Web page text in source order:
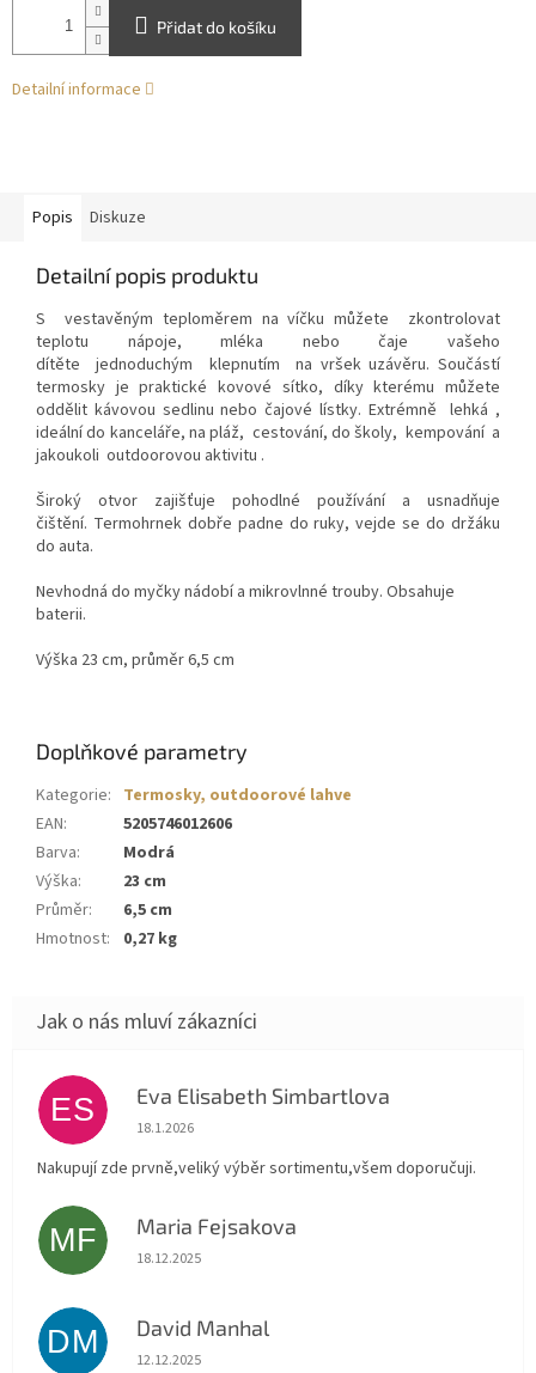
Přidat do košíku
Detailní informace
Popis Diskuze
Detailní popis produktu
S vestavěným teploměrem na víčku můžete zkontrolovat
teplotu nápoje, mléka nebo čaje vašeho
dítěte
jednoduchým klepnutím na vršek uzávěru.Součástí
termosky je praktické kovové sítko, díky kterému můžete
oddělit kávovou sedlinu nebo čajové lístky. Extrémnělehká ,
ideální do kanceláře, na pláž, cestování, do školy, kempování a
jakoukoli outdoorovou aktivitu .
Široký otvor zajišťuje pohodlné používání a usnadňuje
čištění. Termohrnek dobře padne do ruky, vejde se do držáku
do auta.
Nevhodná do myčky nádobí a mikrovlnné trouby. Obsahuje
baterii.
Výška 23 cm, průměr 6,5 cm
Doplňkové parametry
Kategorie: Termosky, outdoorové lahve
EAN:
5205746012606
Barva:
Modrá
Výška:
23 cm
Průměr:
6,5 cm
Hmotnost: 0,27 kg
ES Eva Elisabeth Simbartlova
Hodnocení obchodu je 5 z 5 hvězdiček.
18.1.2026
Nakupují zde prvně,veliký výběr sortimentu,všem doporučuji.
MF Maria Fejsakova
Hodnocení obchodu je 5 z 5 hvězdiček.
18.12.2025
DM David Manhal
Hodnocení obchodu je 5 z 5 hvězdiček.
12.12.2025